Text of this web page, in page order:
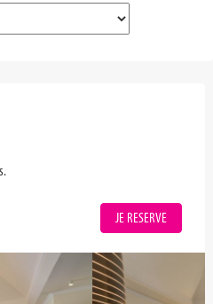
JE RESERVE